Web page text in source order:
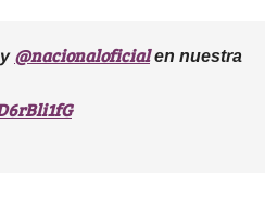
@nacionaloficialen nuestra